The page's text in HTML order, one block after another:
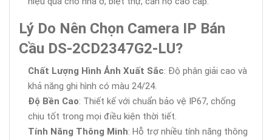
Lý Do Nên Chọn Camera IP Bán
Cầu DS-2CD2347G2-LU?
Chất Lượng Hình Ảnh Xuất Sắc: Độ phân giải cao và
khả năng ghi hình có màu 24/24.
Độ Bền Cao: Thiết kế với chuẩn bảo vệ IP67, chống
chịu tốt trong mọi điều kiện thời tiết.
Tính Năng Thông Minh: Hỗ trợ nhiều tính năng thông